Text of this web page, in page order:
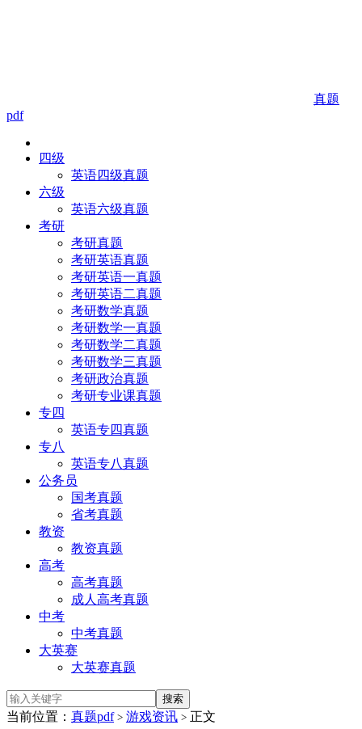
真题
pdf
四级
英语四级真题
六级
英语六级真题
考研
考研真题
考研英语真题
考研英语一真题
考研英语二真题
考研数学真题
考研数学一真题
考研数学二真题
考研数学三真题
考研政治真题
考研专业课真题
专四
英语专四真题
专八
英语专八真题
公务员
国考真题
省考真题
教资
教资真题
高考
高考真题
成人高考真题
中考
中考真题
大英赛
大英赛真题
当前位置： 真题pdf > 游戏资讯 > 正文